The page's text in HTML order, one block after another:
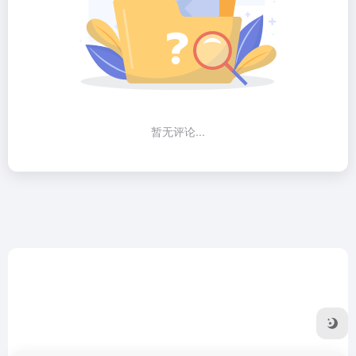
暂无评论...